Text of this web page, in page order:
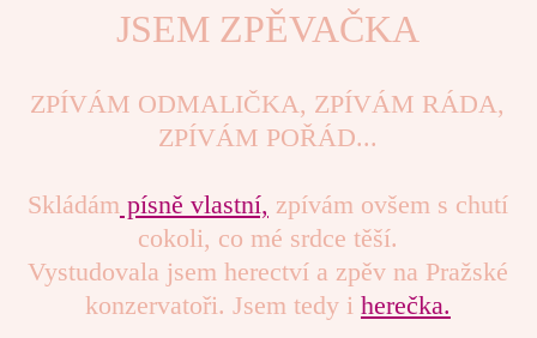
JSEM ZPĚVAČKA
ZPÍVÁM ODMALIČKA, ZPÍVÁM RÁDA,
ZPÍVÁM POŘÁD...
Skládám písně vlastní, zpívám ovšem s chutí
cokoli, co mé srdce těší.
Vystudovala jsem herectví a zpěv na Pražské
konzervatoři. Jsem tedy i herečka.